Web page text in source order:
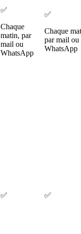
✅
Chaque
matin, par
mail ou
WhatsApp
✅
Chaque
par mail ou
WhatsApp
✅ ✅